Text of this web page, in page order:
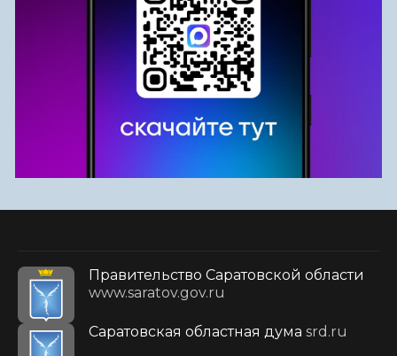
Правительство Саратовской области
www.saratov.gov.ru
Саратовская областная дума srd.ru